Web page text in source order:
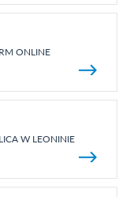
ONLINE
W LEONINIE